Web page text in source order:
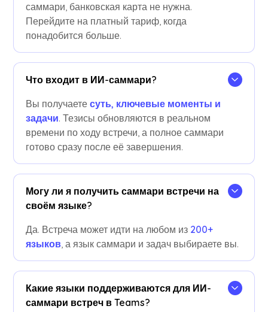
саммари, банковская карта не нужна.
Перейдите на платный тариф, когда
понадобится больше.
Что входит в ИИ-саммари?
Вы получаетесуть, ключевые моменты и
задачи. Тезисы обновляются в реальном
времени по ходу встречи, а полное саммари
готово сразу после её завершения.
Могу ли я получить саммари встречи на
своём языке?
Да. Встреча может идти на любом из 200+
языков, а язык саммари и задач выбираете вы.
Какие языки поддерживаются для ИИ-
саммари встреч в Teams?